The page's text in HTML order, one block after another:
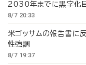
2030年までに黒字化
8/7 20:33
米ゴッサムの報告書に
性強調
8/7 19:37